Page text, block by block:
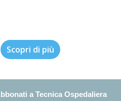
Scopri di più
a Tecnica Ospedaliera